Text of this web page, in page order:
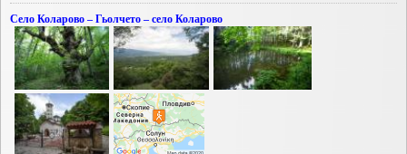
Село Коларово – Гьолчето – село Коларово